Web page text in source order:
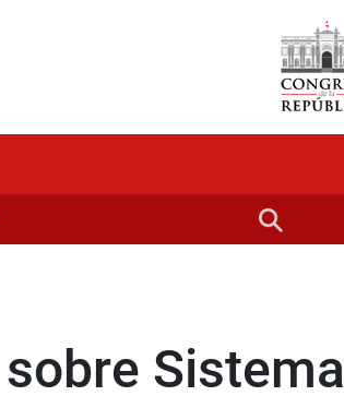
Sistema